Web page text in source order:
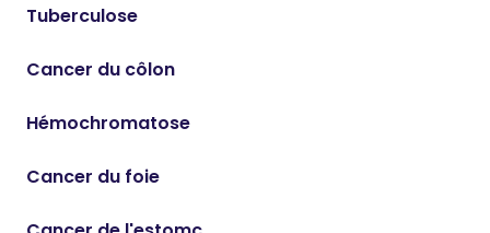
Tuberculose
Cancer du côlon
Hémochromatose
Cancer du foie